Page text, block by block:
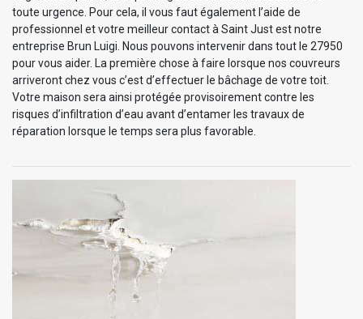
toute urgence. Pour cela, il vous faut également l’aide de
professionnel et votre meilleur contact à Saint Just est notre
entreprise Brun Luigi. Nous pouvons intervenir dans tout le 27950
pour vous aider. La première chose à faire lorsque nos couvreurs
arriveront chez vous c’est d’effectuer le bâchage de votre toit.
Votre maison sera ainsi protégée provisoirement contre les
risques d’infiltration d’eau avant d’entamer les travaux de
réparation lorsque le temps sera plus favorable.